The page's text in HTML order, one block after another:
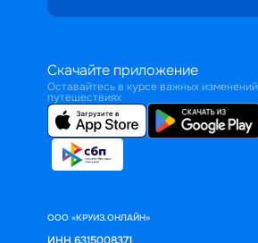
Скачайте приложение
Оставайтесь в курсе важных
путешествиях
ООО «КРУИЗ.ОНЛАЙН»
ИНН 6315008371